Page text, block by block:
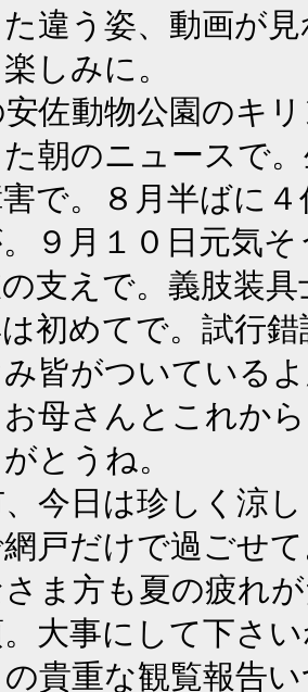
違う姿、動画が
しみに。
安佐動物公園のキ
た朝のニュースで
で。８月半ばに
９月１０日元気
支えで。義肢装
初めてで。試行
皆がついている
母さんとこれか
とうね。
今日は珍しく涼
戸だけで過ごせ
さま方も夏の疲れ
大事にして下さ
貴重な観覧報告